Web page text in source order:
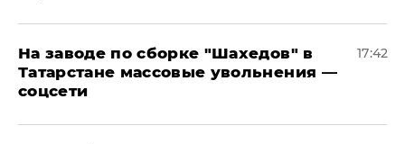
На заводе по сборке "Шахедов" в
Татарстане массовые увольнения —
соцсети
17:42